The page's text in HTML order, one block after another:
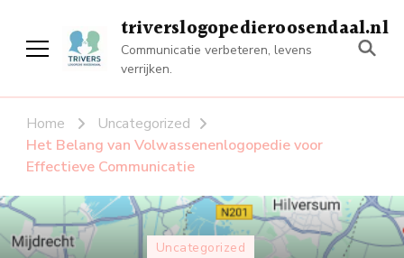
triverslogopedieroosendaal.nl
Communicatie verbeteren, levens
verrijken.
Home
Uncategorized
Het Belang van Volwassenenlogopedie voor
Effectieve Communicatie
Uncategorized